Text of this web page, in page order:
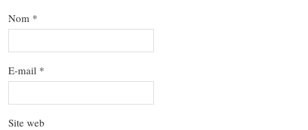
Nom *
E-mail *
Site web